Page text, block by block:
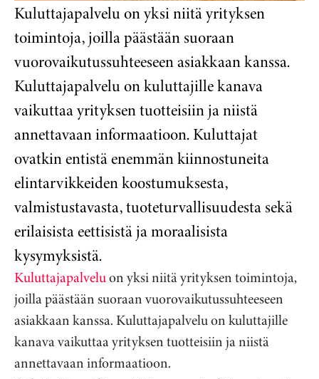
Kuluttajapalvelu on yksi niitä yrityksen
toimintoja, joilla päästään suoraan
vuorovaikutussuhteeseen asiakkaan kanssa.
Kuluttajapalvelu on kuluttajille kanava
vaikuttaa yrityksen tuotteisiin ja niistä
annettavaan informaatioon. Kuluttajat
ovatkin entistä enemmän kiinnostuneita
elintarvikkeiden koostumuksesta,
valmistustavasta, tuoteturvallisuudesta sekä
erilaisista eettisistä ja moraalisista
kysymyksistä.
Kuluttajapalveluon yksi niitä yrityksen toimintoja,
joilla päästään suoraan vuorovaikutussuhteeseen
asiakkaan kanssa. Kuluttajapalvelu on kuluttajille
kanava vaikuttaa yrityksen tuotteisiin ja niistä
annettavaan informaatioon.